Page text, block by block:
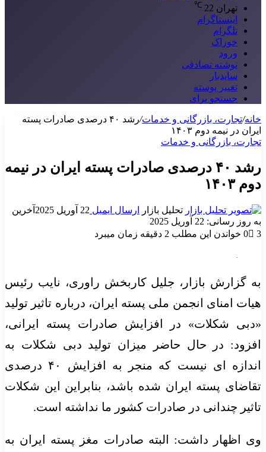
تهران 22
℃
اینستاگرام
تلگرام
خوراک
ورود
نوشته تصادفی
سایدبار
تغییر پوسته
جستجو برای
خانه/تجارت، بازرگانی و خدمات/
رشد ۴۰ درصدی صادرات پسته
ایران در نیمه دوم ۱۴۰۳
تجارت، بازرگانی و خدمات
رشد ۴۰ درصدی صادرات پسته ایران در نیمه
دوم ۱۴۰۳
تحلیل بازار ارسال ایمیل 22 آوریل 2025
آخرین
به روز رسانی: 22 آوریل 2025
0
3 خواندن این مطلب 2 دقیقه زمان میبرد
به گزارش بازار، جلیل کاربخش راوری، نایب رئیس
هیات امنای انجمن ملی پسته ایران، درباره تاثیر تولید
«دبی شکلات» در افزایش صادرات پسته ایرانی،
افزود: در حال حاضر میزان تولید دبی شکلات به
اندازه ای نیست که منجر به افزایش ۴۰ درصدی
تقاضای پسته ایران شده باشد، بنابراین این شکلات
تاثیر چندانی در صادرات کشور ما نداشته است.
وی اظهار داشت: البته صادرات مغز پسته ایران به